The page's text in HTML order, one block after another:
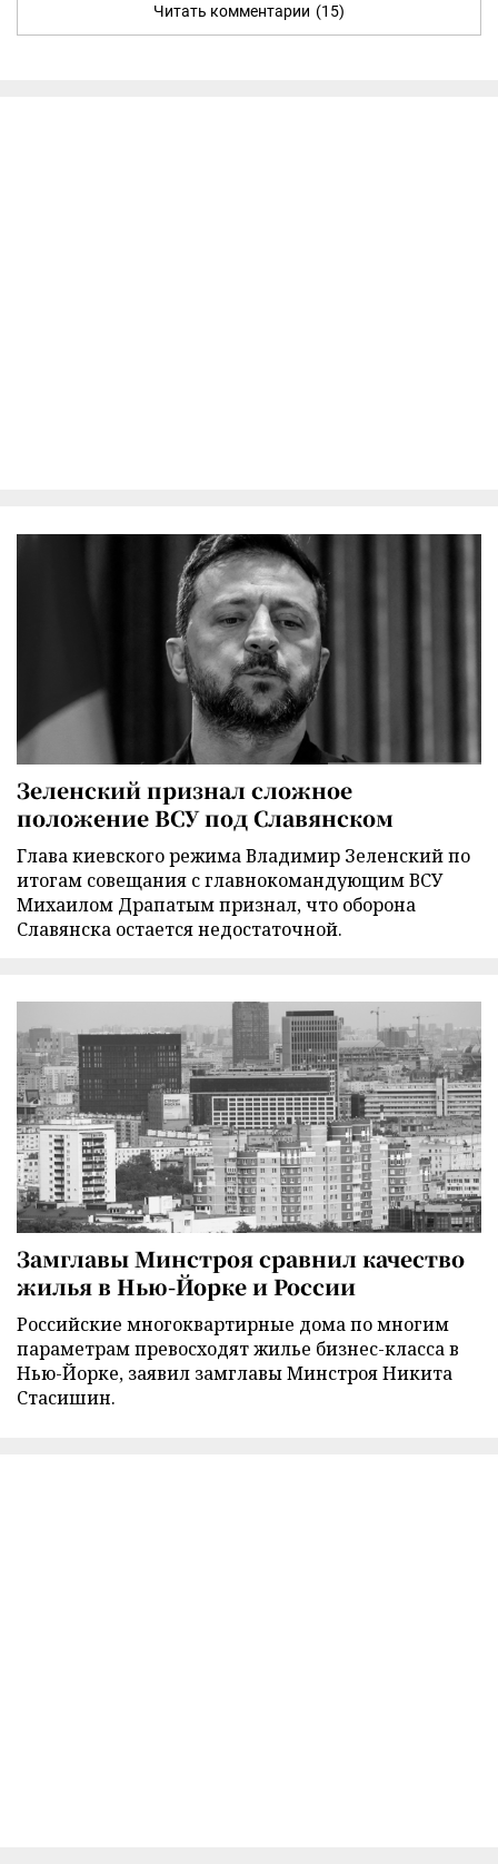
Читать комментарии (15)
Зеленский признал сложное
положение ВСУ под Славянском
Глава киевского режима Владимир Зеленский по
итогам совещания с главнокомандующим ВСУ
Михаилом Драпатым признал, что оборона
Славянска остается недостаточной.
Замглавы Минстроя сравнил качество
жилья в Нью-Йорке и России
Российские многоквартирные дома по многим
параметрам превосходят жилье бизнес-класса в
Нью-Йорке, заявил замглавы Минстроя Никита
Стасишин.